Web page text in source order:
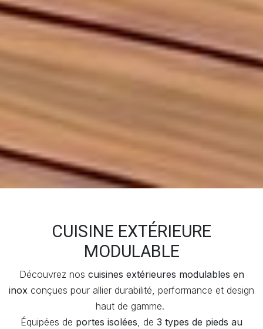
CUISINE EXTÉRIEURE
MODULABLE
Découvrez nos cuisines extérieures modulables en
inox conçues pour allier durabilité, performance et design
haut de gamme.
Équipées de portes isolées, de 3 types de pieds au